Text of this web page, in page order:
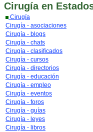
Cirugía en
Cirugía
Cirugía - asociaciones
Cirugía - blogs
Cirugía - chats
Cirugía - clasificados
Cirugía - cursos
Cirugía - directorios
Cirugía - educación
Cirugía - empleo
Cirugía - eventos
Cirugía - foros
Cirugía - guías
Cirugía - leyes
Cirugía - libros